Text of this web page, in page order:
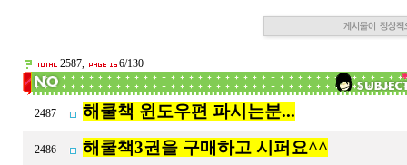
2587, 6/130
2487 해쿨책 윈도우편 파시는분...
2486 해쿨책3권을 구매하고 시퍼요^^